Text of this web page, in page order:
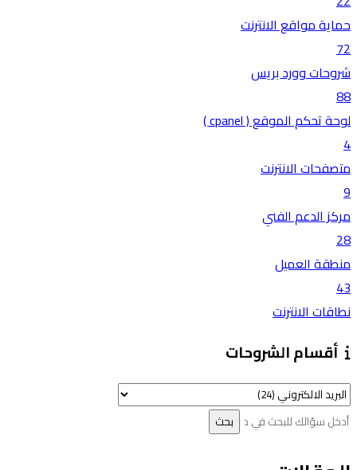
حماية مواقع الانترنت
72
شروحات وورد بريس
88
لوحة تحكم الموقع ( cpanel )
4
متصفحات الانترنت
9
مركز الدعم الفني
28
منطقة العميل
43
نطاقات الانترنت
أقسام الشروحات